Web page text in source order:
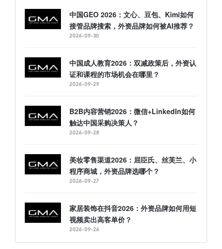
中国GEO 2026：文心、豆包、Kimi如何
接管品牌搜索，外资品牌如何被AI推荐？
2026-09-30
中国成人教育2026：双减政策后，外资认
证和课程的市场机会在哪里？
2026-09-29
B2B内容营销2026：微信+LinkedIn如何
触达中国采购决策人？
2026-09-28
美妆零售渠道2026：屈臣氏、丝芙兰、小
程序商城，外资品牌选哪个？
2026-09-27
家居装饰在抖音2026：外资品牌如何用短
视频卖出高客单价？
2026-09-26